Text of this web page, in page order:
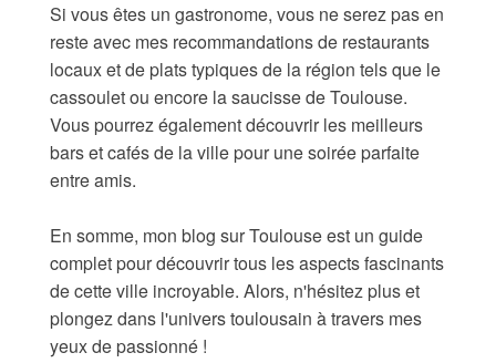
Si vous êtes un gastronome, vous ne serez pas en
reste avec mes recommandations de restaurants
locaux et de plats typiques de la région tels que le
cassoulet ou encore la saucisse de Toulouse.
Vous pourrez également découvrir les meilleurs
bars et cafés de la ville pour une soirée parfaite
entre amis.
En somme, mon blog sur Toulouse est un guide
complet pour découvrir tous les aspects fascinants
de cette ville incroyable. Alors, n'hésitez plus et
plongez dans l'univers toulousain à travers mes
yeux de passionné !